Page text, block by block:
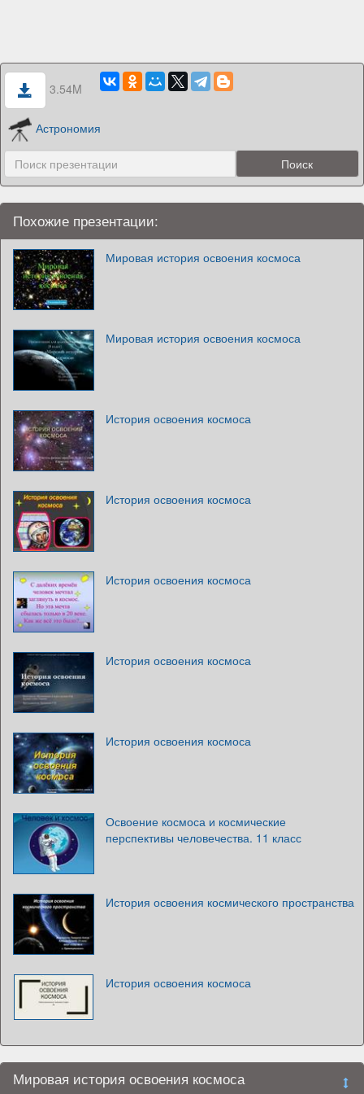
3.54M
Астрономия
Похожие презентации:
Мировая история освоения космоса
Мировая история освоения космоса
История освоения космоса
История освоения космоса
История освоения космоса
История освоения космоса
История освоения космоса
Освоение космоса и космические
перспективы человечества. 11 класс
История освоения космического пространства
История освоения космоса
Мировая история освоения космоса